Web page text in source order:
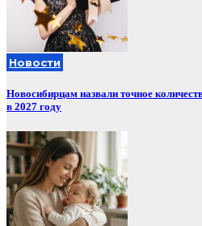
Новости
Новосибирцам назвали точное
в 2027 году